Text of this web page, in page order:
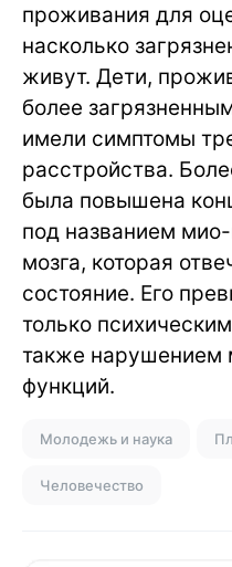
проживания для
насколько
живут. Дети,
более
имели симптомы
расстройства.
была повышена
под названием мио-
мозга, которая
состояние. Его
только
также нарушением
функций.
Молодежь и наука
Человечество